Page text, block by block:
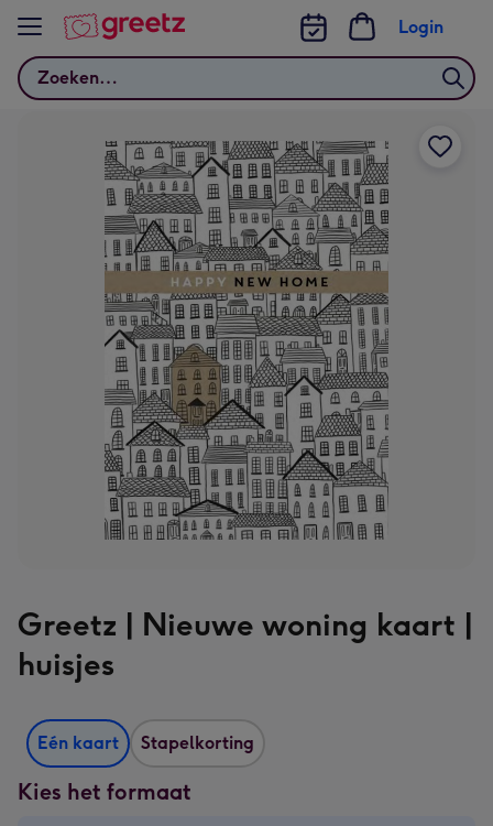
Bekijk meer
Zoeken
Login
Greetz | Nieuwe woning kaart |
huisjes
Eén kaart Stapelkorting
Kies het formaat